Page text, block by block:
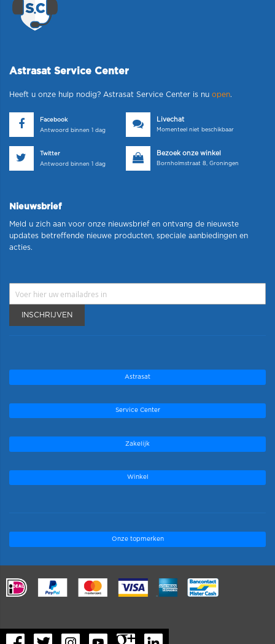
Astrasat Service Center
Heeft u onze hulp nodig? Astrasat Service Center is nu open.
Facebook
Antwoord binnen 1 dag
Livechat
Momenteel niet beschikbaar
Twitter
Antwoord binnen 1 dag
Bezoek onze winkel
Bornholmstraat 8, Groningen
Nieuwsbrief
Meld u zich aan voor onze nieuwsbrief en ontvang de nieuwste
updates betreffende nieuwe producten, speciale aanbiedingen en
acties.
INSCHRIJVEN
Astrasat
Service Center
Zakelijk
Winkel
Onze topmerken
.